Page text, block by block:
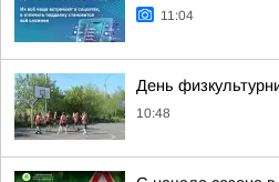
11:04
День
10:48